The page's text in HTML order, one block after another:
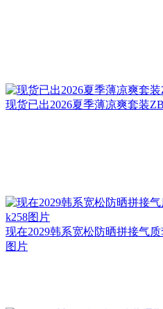
现货已出2026夏季薄凉爽套装
现在2029韩系宽松防晒拼接气质
图片